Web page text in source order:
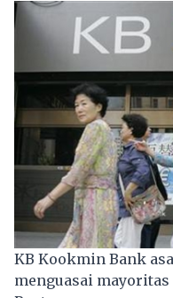
KB Kookmin Bank
menguasai